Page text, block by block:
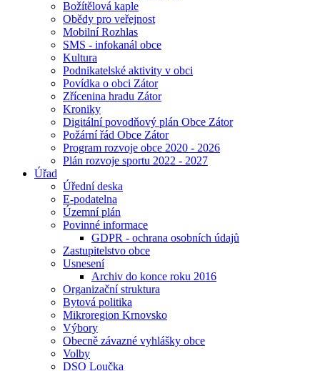
Božítělová kaple
Obědy pro veřejnost
Mobilní Rozhlas
SMS - infokanál obce
Kultura
Podnikatelské aktivity v obci
Povídka o obci Zátor
Zřícenina hradu Zátor
Kroniky
Digitální povodňový plán Obce Zátor
Požární řád Obce Zátor
Program rozvoje obce 2020 - 2026
Plán rozvoje sportu 2022 - 2027
Úřad
Úřední deska
E-podatelna
Územní plán
Povinné informace
GDPR - ochrana osobních údajů
Zastupitelstvo obce
Usnesení
Archiv do konce roku 2016
Organizační struktura
Bytová politika
Mikroregion Krnovsko
Výbory
Obecně závazné vyhlášky obce
Volby
DSO Loučka